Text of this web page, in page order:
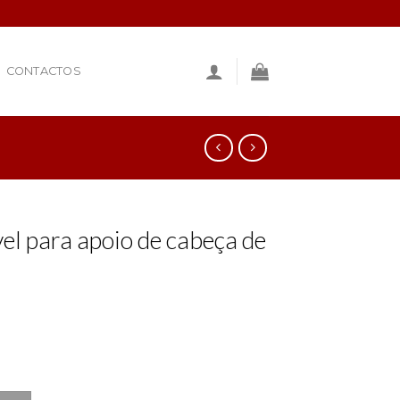
CONTACTOS
para apoio de cabeça de